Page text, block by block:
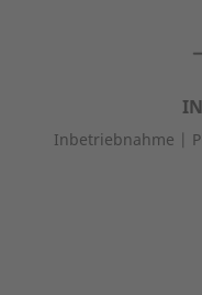
Inbetriebnahme |